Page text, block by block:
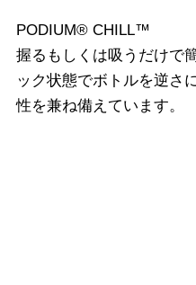
PODIUM® CHILL™
握るもしくは吸うだけで
ック状態でボトルを逆さ
性を兼ね備えています。